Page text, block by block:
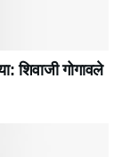
शिवाजी गोगावले